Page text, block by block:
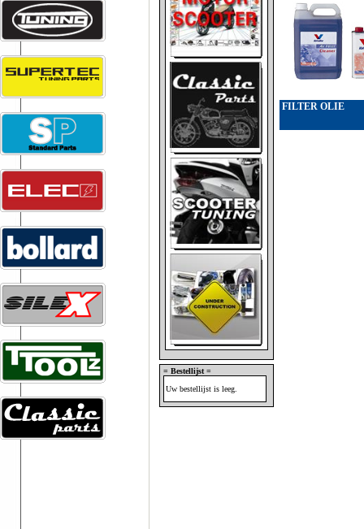
= Bestellijst =
Uw bestellijst is leeg.
FILTER OLIE